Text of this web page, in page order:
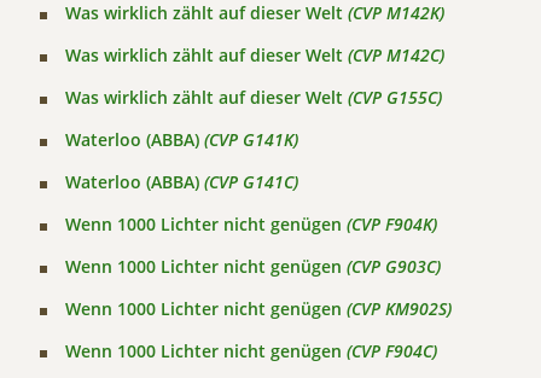
Was wirklich zählt auf dieser Welt (CVP M142K)
Was wirklich zählt auf dieser Welt (CVP M142C)
Was wirklich zählt auf dieser Welt (CVP G155C)
Waterloo (ABBA) (CVP G141K)
Waterloo (ABBA) (CVP G141C)
Wenn 1000 Lichter nicht genügen (CVP F904K)
Wenn 1000 Lichter nicht genügen (CVP G903C)
Wenn 1000 Lichter nicht genügen (CVP KM902S)
Wenn 1000 Lichter nicht genügen (CVP F904C)